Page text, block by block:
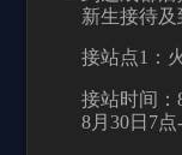
新生接待
接站点1：
接站时间：
8月30日7点-